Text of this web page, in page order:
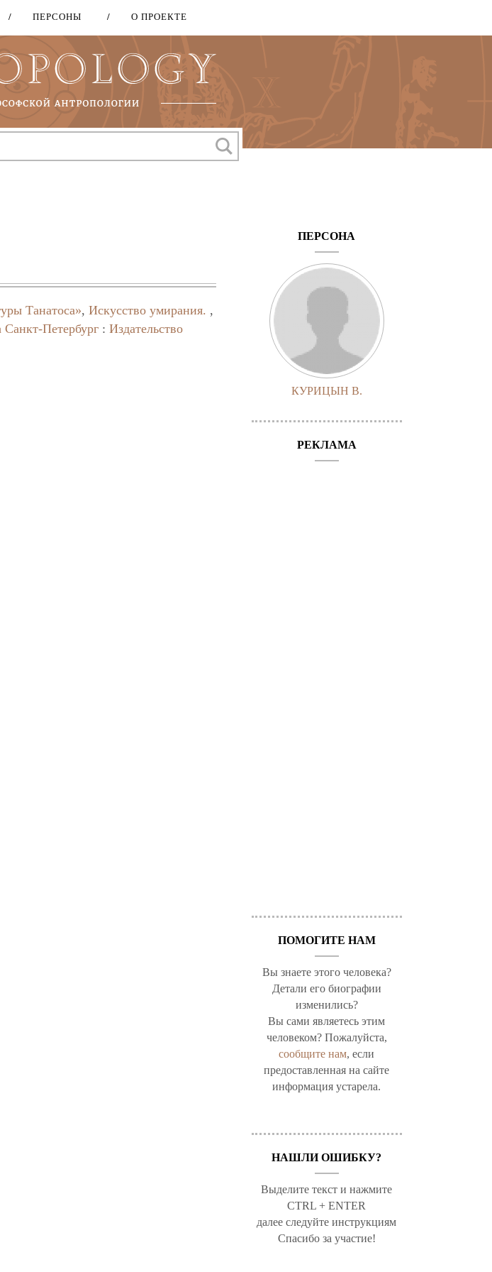
ПЕРСОНЫ О ПРОЕКТЕ
Танатоса»,Искусство умирания. ,
Санкт-Петербург :Издательство
ПЕРСОНА
КУРИЦЫН В.
РЕКЛАМА
ПОМОГИТЕ НАМ
Вы знаете этого человека?
Детали его биографии
изменились?
Вы сами являетесь этим
человеком? Пожалуйста,
сообщите нам, если
предоставленная на сайте
информация устарела.
НАШЛИ ОШИБКУ?
Выделите текст и нажмите
CTRL + ENTER
далее следуйте инструкциям
Спасибо за участие!